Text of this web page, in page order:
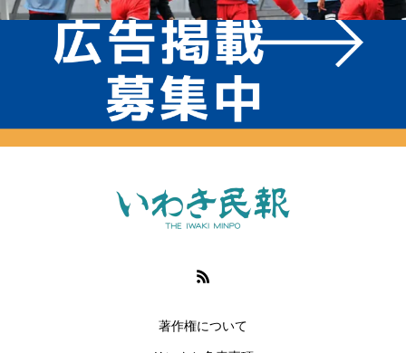
著作権について